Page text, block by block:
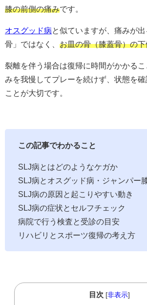
膝の前側の痛みです。
オスグッド病と似ていますが、痛みが
骨」ではなく、 お皿の骨（膝蓋骨）の下
裂離を伴う場合は復帰に時間がかかる
みを我慢してプレーを続けず、状態を
ことが大切です。
この記事でわかること
SLJ病とはどのようなケガか
SLJ病とオスグッド病・ジャンパー
SLJ病の原因と起こりやすい動き
SLJ病の症状とセルフチェック
病院で行う検査と受診の目安
リハビリとスポーツ復帰の考え方
目次 [非表示]